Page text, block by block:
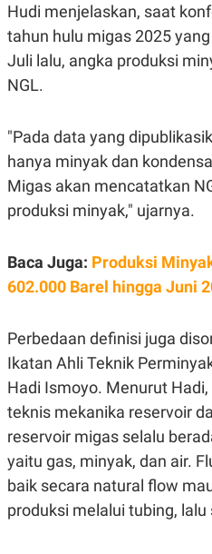
I
D
A
N
G
N
N
C
T
K
I
N
E
A
M
I
T
E
E
P
A
R
A
D
V
T
S
I
N
G
K
M
D
I
Hudi menjelaskan, saat
tahun hulu migas 2025
Juli lalu, angka produksi
NGL.
"Pada data yang
hanya minyak dan
Migas akan mencatatkan
produksi minyak," ujarnya.
Baca Juga: Produksi
602.000 Barel hingga Juni
Perbedaan definisi juga
Ikatan Ahli Teknik
Hadi Ismoyo. Menurut
teknis mekanika reservoir
reservoir migas selalu
yaitu gas, minyak, dan air.
baik secara natural flow
produksi melalui tubing,